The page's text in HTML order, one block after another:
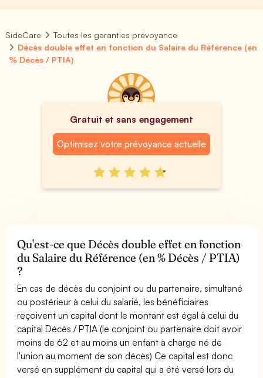
SideCare
Toutes les garanties prévoyance
Décès double effet en fonction du Salaire du Référence (en
% Décès / PTIA)
Gratuit et sans engagement
Optimisez votre prévoyance actuelle
Qu'est-ce que Décès double effet en fonction
du Salaire du Référence (en % Décès / PTIA)
?
En cas de décès du conjoint ou du partenaire, simultané
ou postérieur à celui du salarié, les bénéficiaires
reçoivent un capital dont le montant est égal à celui du
capital Décès / PTIA (le conjoint ou partenaire doit avoir
moins de 62 et au moins un enfant à charge né de
l'union au moment de son décès) Ce capital est donc
versé en supplément du capital qui a été versé lors du